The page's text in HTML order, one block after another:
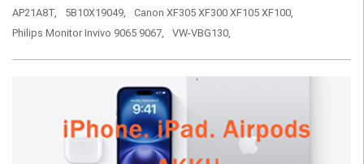
AP21A8T,
5B10X19049,
Canon XF305 XF300 XF105 XF100,
Philips Monitor Invivo 9065 9067,
VW-VBG130,